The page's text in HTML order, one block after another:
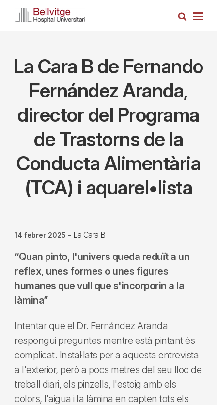
Cerca
La Cara B de Fernando
Fernández Aranda,
director del Programa
de Trastorns de la
Conducta Alimentària
(TCA) i aquarel•lista
14 febrer 2025 - La Cara B
“Quan pinto, l'univers queda reduït a un
reflex, unes formes o unes figures
humanes que vull que s'incorporin a la
làmina”
Intentar que el Dr. Fernández Aranda
respongui preguntes mentre està pintant és
complicat. Instal·lats per a aquesta entrevista
a l'exterior, però a pocs metres del seu lloc de
treball diari, els pinzells, l'estoig amb els
colors, l'aigua i la làmina en capten tots els